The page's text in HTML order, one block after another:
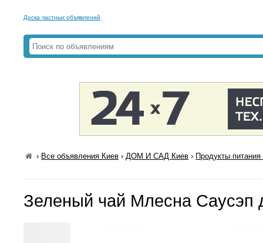
Доска частных объявлений
› Все объявления Киев ›ДОМ И САД Киев › Продукты
Зеленый чай Млесна Саусэп